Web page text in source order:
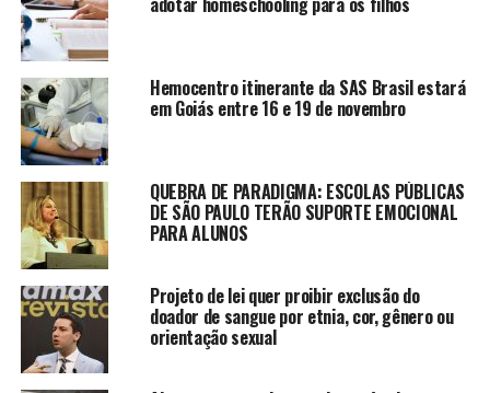
Hemocentro itinerante da SAS Brasil estará
em Goiás entre 16 e 19 de novembro
QUEBRA DE PARADIGMA: ESCOLAS PÚBLICAS
DE SÃO PAULO TERÃO SUPORTE EMOCIONAL
PARA ALUNOS
Projeto de lei quer proibir exclusão do
doador de sangue por etnia, cor, gênero ou
orientação sexual